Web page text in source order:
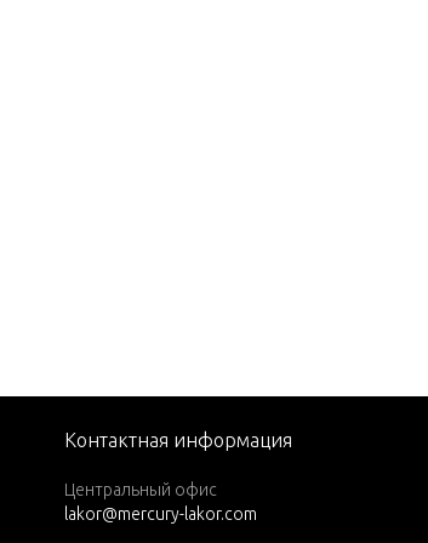
Контактная информация
Центральный офис
lakor@mercury-lakor.com